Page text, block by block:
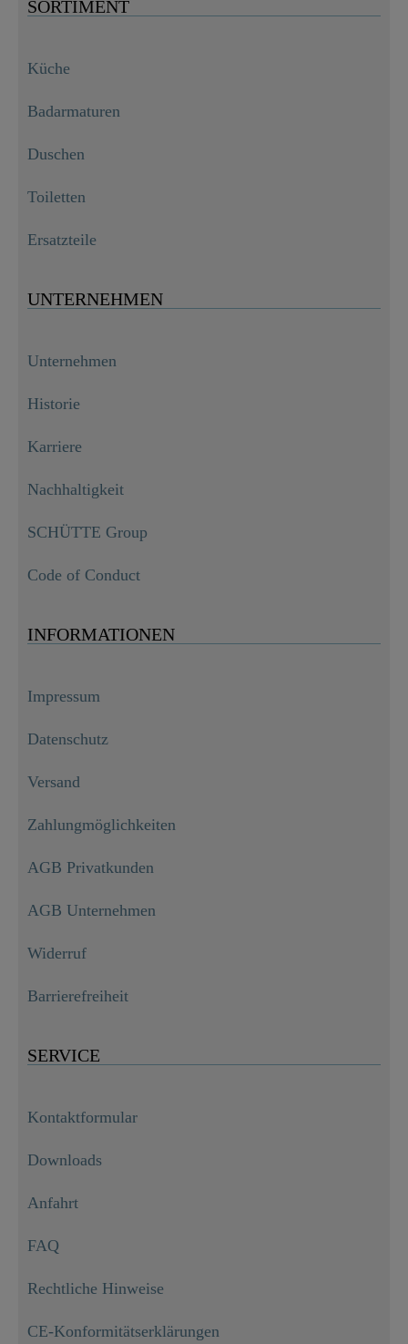
SORTIMENT
Küche
Badarmaturen
Duschen
Toiletten
Ersatzteile
UNTERNEHMEN
Unternehmen
Historie
Karriere
Nachhaltigkeit
SCHÜTTE Group
Code of Conduct
INFORMATIONEN
Impressum
Datenschutz
Versand
Zahlungmöglichkeiten
AGB Privatkunden
AGB Unternehmen
Widerruf
Barrierefreiheit
SERVICE
Kontaktformular
Downloads
Anfahrt
FAQ
Rechtliche Hinweise
CE-Konformitätserklärungen